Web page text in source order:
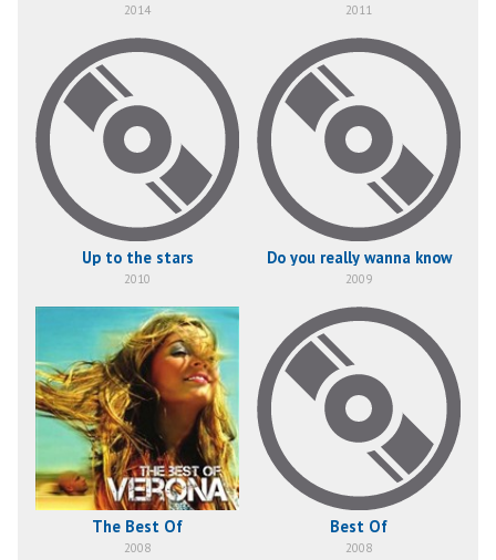
2014 2011
Up to the stars
2010
Do you really wanna know
2009
The Best Of
2008
Best Of
2008